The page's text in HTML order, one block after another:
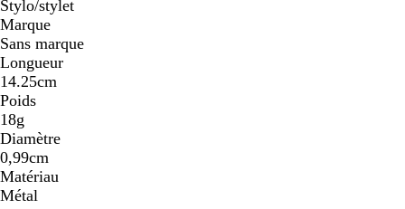
Stylo/stylet
Marque
Sans marque
Longueur
14.25cm
Poids
18g
Diamètre
0,99cm
Matériau
Métal